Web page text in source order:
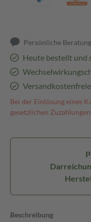
Persönliche Beratung
Heute bestellt und
Bei der Einlösung eines
gesetzlichen
Beschreibung